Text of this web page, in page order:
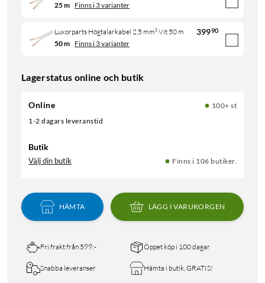
25 m Finns i 3 varianter
Luxorparts Högtalarkabel 2,5 mm² Vit 50 m 39990
50 m Finns i 3 varianter
Lagerstatus online och butik
Online
100+ st
1-2 dagars leveranstid
Butik
Välj din butik Finns i 106 butiker.
HÄMTA LÄGG I VARUKORGEN
Fri frakt från 599:- Öppet köp i 100 dagar
Snabba leveranser Hämta i butik, GRATIS!